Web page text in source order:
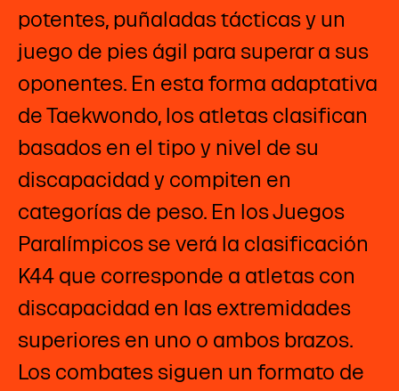
potentes, puñaladas tácticas y un
juego de pies ágil para superar a sus
oponentes. En esta forma adaptativa
de Taekwondo, los atletas clasifican
basados en el tipo y nivel de su
discapacidad y compiten en
categorías de peso. En los Juegos
Paralímpicos se verá la clasificación
K44 que corresponde a atletas con
discapacidad en las extremidades
superiores en uno o ambos brazos.
Los combates siguen un formato de